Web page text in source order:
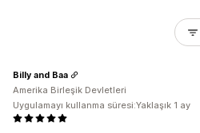
Billy and Baa
Amerika Birleşik Devletleri
Uygulamayı kullanma süresi:Yaklaşık 1 ay